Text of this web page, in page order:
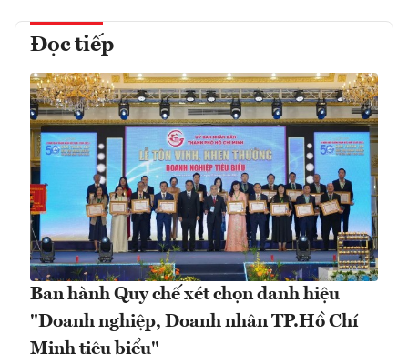
Đọc tiếp
Ban hành Quy chế xét chọn danh hiệu
"Doanh nghiệp, Doanh nhân TP.Hồ Chí
Minh tiêu biểu"